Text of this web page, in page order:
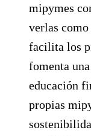
mipymes
verlas
facilita los
fomenta
educación
propias